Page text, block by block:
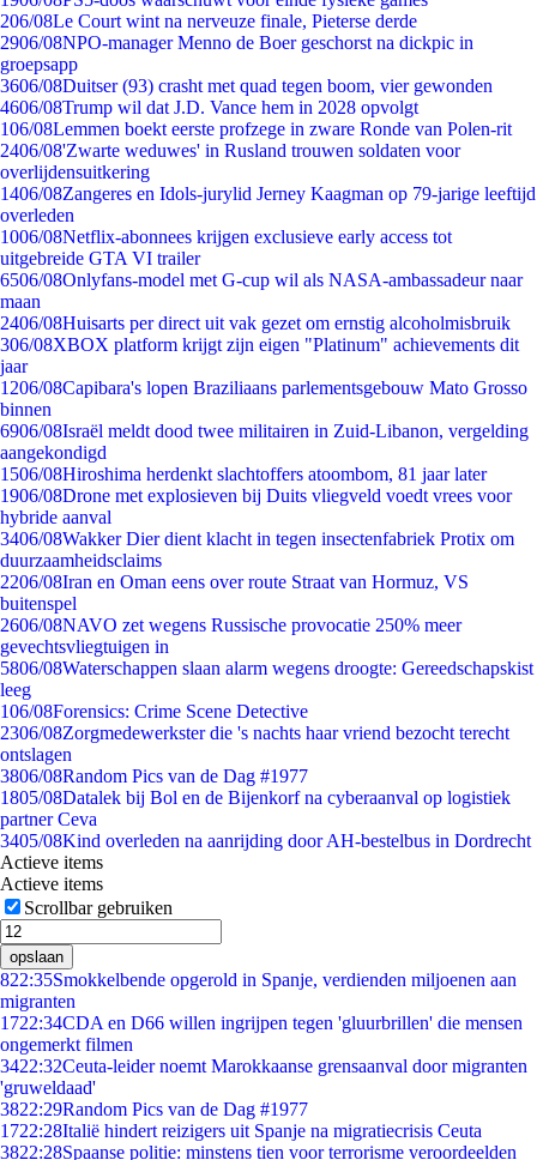
206/08Le Court wint na nerveuze finale, Pieterse derde
2906/08NPO-manager Menno de Boer geschorst na dickpic in
groepsapp
3606/08Duitser (93) crasht met quad tegen boom, vier gewonden
4606/08Trump wil dat J.D. Vance hem in 2028 opvolgt
106/08Lemmen boekt eerste profzege in zware Ronde van Polen-rit
2406/08'Zwarte weduwes' in Rusland trouwen soldaten voor
overlijdensuitkering
1406/08Zangeres en Idols-jurylid Jerney Kaagman op 79-jarige leeftijd
overleden
1006/08Netflix-abonnees krijgen exclusieve early access tot
uitgebreide GTA VI trailer
6506/08Onlyfans-model met G-cup wil als NASA-ambassadeur naar
maan
2406/08Huisarts per direct uit vak gezet om ernstig alcoholmisbruik
306/08XBOX platform krijgt zijn eigen "Platinum" achievements dit
jaar
1206/08Capibara's lopen Braziliaans parlementsgebouw Mato Grosso
binnen
6906/08Israël meldt dood twee militairen in Zuid-Libanon, vergelding
aangekondigd
1506/08Hiroshima herdenkt slachtoffers atoombom, 81 jaar later
1906/08Drone met explosieven bij Duits vliegveld voedt vrees voor
hybride aanval
3406/08Wakker Dier dient klacht in tegen insectenfabriek Protix om
duurzaamheidsclaims
2206/08Iran en Oman eens over route Straat van Hormuz, VS
buitenspel
2606/08NAVO zet wegens Russische provocatie 250% meer
gevechtsvliegtuigen in
5806/08Waterschappen slaan alarm wegens droogte: Gereedschapskist
leeg
106/08Forensics: Crime Scene Detective
2306/08Zorgmedewerkster die 's nachts haar vriend bezocht terecht
ontslagen
3806/08Random Pics van de Dag #1977
1805/08Datalek bij Bol en de Bijenkorf na cyberaanval op logistiek
partner Ceva
3405/08Kind overleden na aanrijding door AH-bestelbus in Dordrecht
Actieve items
Actieve items
Scrollbar gebruiken
opslaan
822:35Smokkelbende opgerold in Spanje, verdienden miljoenen aan
migranten
1722:34CDA en D66 willen ingrijpen tegen 'gluurbrillen' die mensen
ongemerkt filmen
3422:32Ceuta-leider noemt Marokkaanse grensaanval door migranten
'gruweldaad'
3822:29Random Pics van de Dag #1977
1722:28Italië hindert reizigers uit Spanje na migratiecrisis Ceuta
3822:28Spaanse politie: minstens tien voor terrorisme veroordeelden